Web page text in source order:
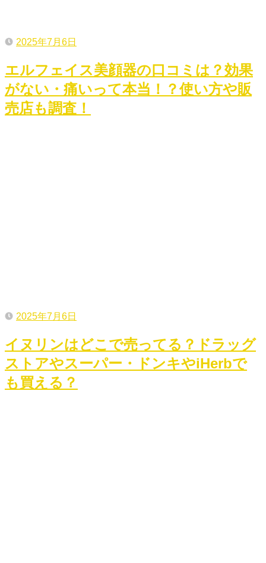
2025年7月6日
エルフェイス美顔器の口コミは？効果
がない・痛いって本当！？使い方や販
売店も調査！
2025年7月6日
イヌリンはどこで売ってる？ドラッグ
ストアやスーパー・ドンキやiHerbで
も買える？